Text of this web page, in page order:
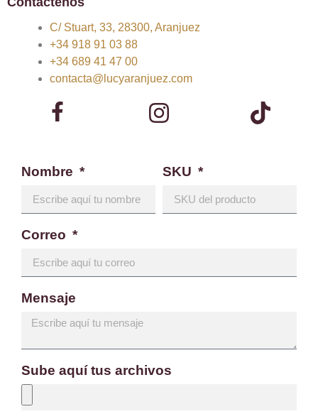
C/ Stuart, 33, 28300, Aranjuez
+34 918 91 03 88
+34 689 41 47 00
contacta@lucyaranjuez.com
Nombre SKU
Correo
Mensaje
Sube aquí tus archivos